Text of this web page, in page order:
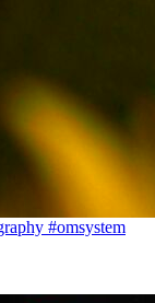
#omsystem